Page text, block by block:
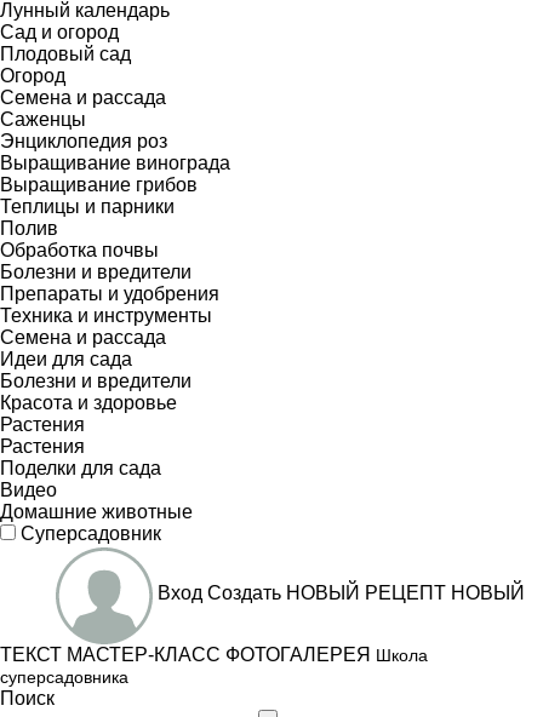
Лунный календарь
Сад и огород
Плодовый сад
Огород
Семена и рассада
Саженцы
Энциклопедия роз
Выращивание винограда
Выращивание грибов
Теплицы и парники
Полив
Обработка почвы
Болезни и вредители
Препараты и удобрения
Техника и инструменты
Семена и рассада
Идеи для сада
Болезни и вредители
Красота и здоровье
Растения
Растения
Поделки для сада
Видео
Домашние животные
Суперсадовник
Вход Создать НОВЫЙ РЕЦЕПТ НОВЫЙ
ТЕКСТ МАСТЕР-КЛАСС ФОТОГАЛЕРЕЯ Школа
суперсадовника
Поиск